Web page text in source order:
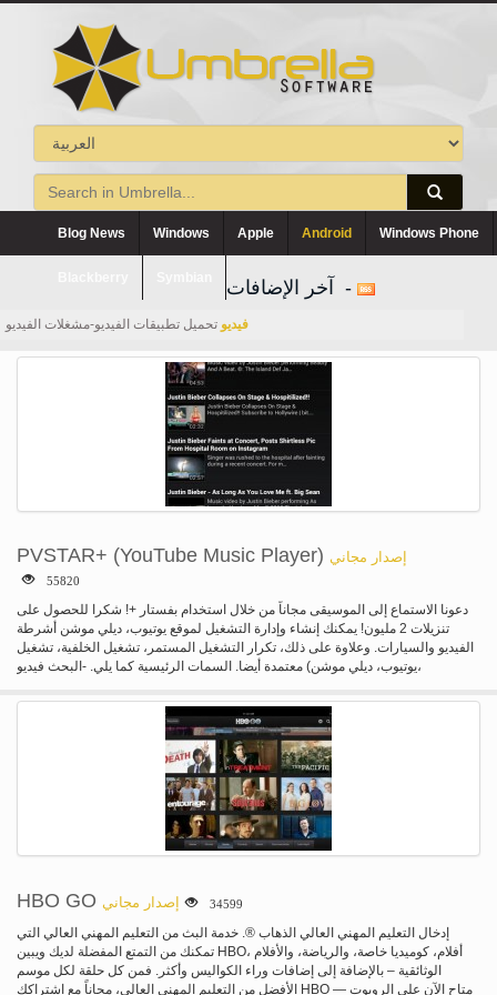
Blog News Windows Apple Android Windows Phone
آخر الإضافات -
فيديو تحميل تطبيقات الفيديو-مشغلات الفيديو
PVSTAR+ (YouTube Music Player) إصدار مجاني
55820
دعونا الاستماع إلى الموسيقى مجاناً من خلال استخدام بفستار +! شكرا للحصول على
تنزيلات 2 مليون! يمكنك إنشاء وإدارة التشغيل لموقع يوتيوب، ديلي موشن أشرطة
الفيديو والسيارات. وعلاوة على ذلك، تكرار التشغيل المستمر، تشغيل الخلفية، تشغيل
معتمدة أيضا. السمات الرئيسية كما يلي. -البحث فيديو (يوتيوب، ديلي موشن،
خلفية "البحث الفئة"-تشغيل قائمة التشغيل--تشغيل--كرر قراءة--تبديل تشغيل--القائمة
الخاصة بي (يصل إلى 100)-خلفية في القائمة الخاصة بي--"النسخ الاحتياطي القائمة
الخاصة بي"--تحرير الفيديو العنوان وملخص-الموسيقى "جهاز ضبط وقت النوم"-ترتيب
التغريد--سقسقة الفيديو-الفيديو-جودة منخفضة وضع (للشبكات البطيئة)--إيقاف تلقائياً
عند قطع اتصال سماعة. --فتح في بفستار عند فتح عنوان URL في التطبيق الأخرى-
استيراد قوائم التشغيل من يوتيوب أو NicoVideo. -عرض أشرطة الفيديو ذات الصلة-
القطعة-سهولة التشغيل-نظام أيضا يدعم الروبوت 4/3
HBO GO إصدار مجاني 34599
إدخال التعليم المهني العالي الذهاب ®. خدمة البث من التعليم المهني العالي التي
تمكنك من التمتع المفضلة لديك ويبين HBO، أفلام، كوميديا خاصة، والرياضة، والأفلام
الوثائقية – بالإضافة إلى إضافات وراء الكواليس وأكثر. فمن كل حلقة لكل موسم
الأفضل من التعليم المهني العالي، مجاناً مع اشتراكك HBO — متاح الآن على الروبوت